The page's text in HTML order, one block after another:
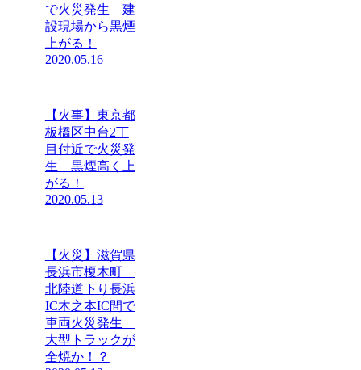
で火災発生 建
設現場から黒煙
上がる！
2020.05.16
【火事】東京都
板橋区中台2丁
目付近で火災発
生 黒煙高く上
がる！
2020.05.13
【火災】滋賀県
長浜市榎木町
北陸道下り長浜
IC木之本IC間で
車両火災発生
大型トラックが
全焼か！？